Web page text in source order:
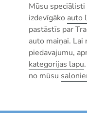
Mūsu
izdevīgāko auto
pastāstīs par
auto maiņai.
piedāvājumu,
kategorijas lapu
no mūsu